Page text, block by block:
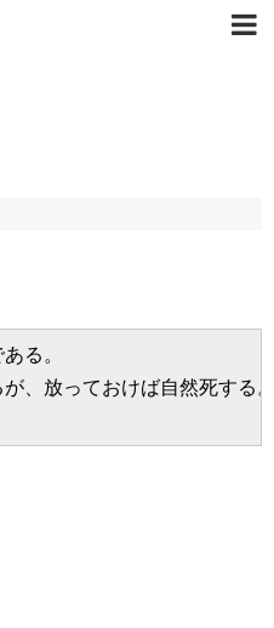
る。
、放っておけば自然死する